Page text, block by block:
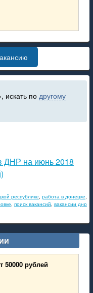
искать по другому
ДНР на июнь 2018
республике, работа в донецке,
, поиск вакансий, вакансии днр
50000 рублей